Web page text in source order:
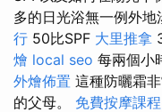
多的日光浴無一例外
行 50比SPF 大里推拿
燴 local seo 每兩個小
外燴佈置 這種防曬霜
的父母。 免費按摩課程